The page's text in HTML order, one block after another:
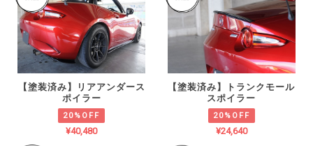
【塗装済み】リアアンダース
ポイラー
20%OFF
¥40,480
【塗装済み】トランクモール
スポイラー
20%OFF
¥24,640